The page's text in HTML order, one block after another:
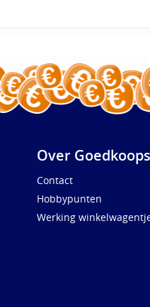
Over
Contact
Hobbypunten
Werking